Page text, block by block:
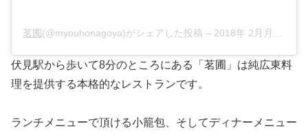
茗圃(@myouhonagoya)がシェアした投稿 – 2018年 2月月23日午後5時05分PST
伏見駅から歩いて8分のところにある「茗圃」は純広東料
理を提供する本格的なレストランです。
ランチメニューで頂ける小籠包、そしてディナーメニュー